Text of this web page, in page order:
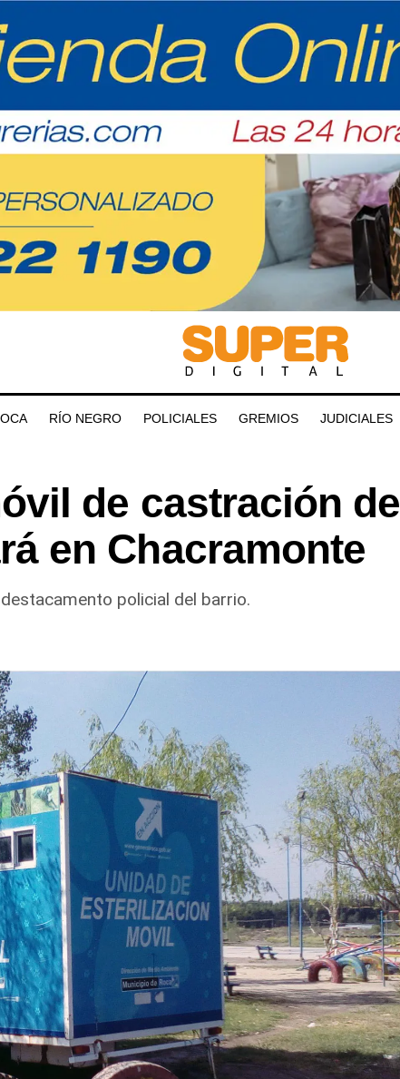
RÍO NEGRO POLICIALES GREMIOS JUDICIALES
de castración de
en Chacramonte
policial del barrio.